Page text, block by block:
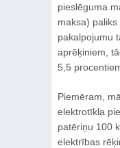
pieslēguma
maksa)
pakalpojumu
aprēķiniem,
5,5
Piemēram,
elektrotīkla
patēriņu 100
elektrības